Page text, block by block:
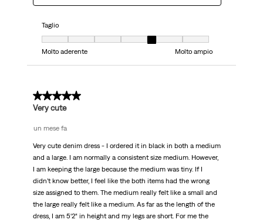
Taglio
Taglio, 5 su 7, dove 1 è uguale a Molto aderente e 7 è uguale a Molto
Molto aderente
Molto ampio
4 su 5 stelle.
Very cute
un mese fa
Very cute denim dress - I ordered it in black in both a medium
and a large. I am normally a consistent size medium. However,
I am keeping the large because the medium was tiny. If I
didn’t know better, I feel like the both items had the wrong
size assigned to them. The medium really felt like a small and
the large really felt like a medium. As far as the length of the
dress, I am 5‘2“ in height and my legs are short. For me the